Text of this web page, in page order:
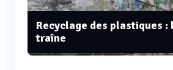
Recyclage des plastiques :
traîne